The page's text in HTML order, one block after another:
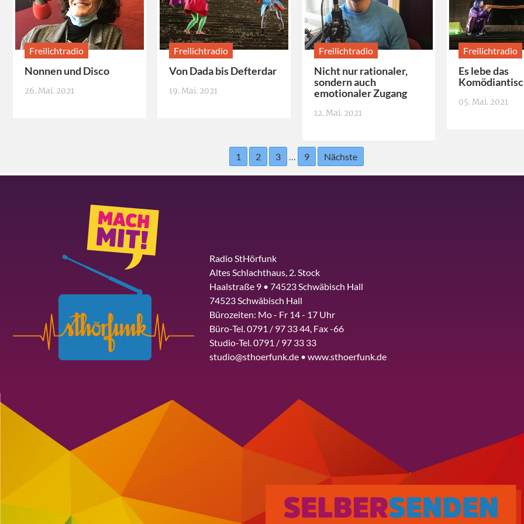
Freilichtradio
Nonnen und Disco
26. Mai. 2021
Freilichtradio
Von Dada bis Defterdar
19. Mai. 2021
Freilichtradio
Nicht nur rationaler,
sondern auch
emotionaler Zugang
12. Mai. 2021
Freilichtradio
Es lebe das
05. Mai. 2021
1 2 3 … 9 Nächste
Radio StHörfunk
Altes Schlachthaus, 2. Stock
Haalstraße 9 • 74523 Schwäbisch Hall
74523 Schwäbisch Hall
Bürozeiten: Mo - Fr 14 - 17 Uhr
Büro-Tel. 0791 / 97 33 44, Fax -66
Studio-Tel. 0791 / 97 33 33
studio@sthoerfunk.de • www.sthoerfunk.de